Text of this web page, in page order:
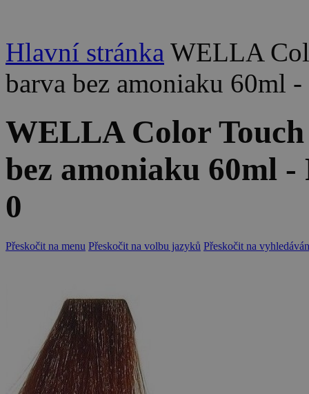
Hlavní stránka WELLA
barva bez amoniaku 60ml
WELLA Color
bez amoniaku 60ml
0
Přeskočit na menu Přeskočit na volbu jazyků Přeskočit na